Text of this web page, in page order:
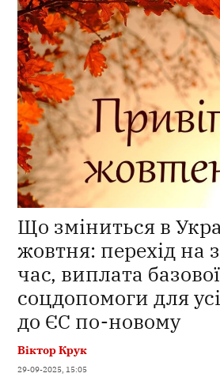
Що зміниться в
жовтня: перехід на
час, виплата базової
соцдопомоги для
до ЄС по-новому
Віктор Крук
29-09-2025, 15:05